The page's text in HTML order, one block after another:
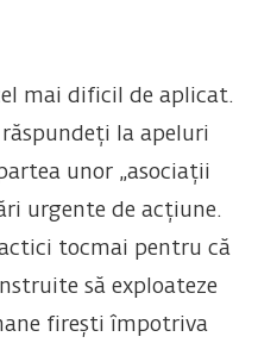
mai dificil de aplicat.
la apeluri
unor „asociații
urgente de acțiune.
tocmai pentru că
să exploateze
firești împotriva